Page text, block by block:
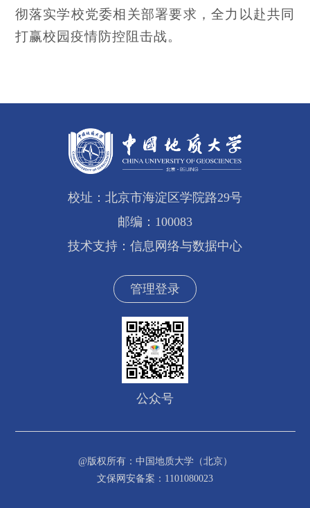
彻落实学校党委相关部署要求，全力以赴共同
打赢校园疫情防控阻击战。
校址：北京市海淀区学院路29号
邮编：100083
技术支持：信息网络与数据中心
管理登录
公众号
@版权所有：中国地质大学（北京）
文保网安备案：1101080023